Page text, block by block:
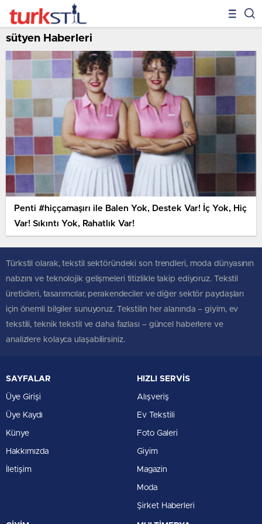
sütyen Haberleri
Penti #hiççamaşırı ile Balen Yok, Destek Var! İç Yok, Hiç
Var! Sıkıntı Yok, Rahatlık Var!
Türkstil olarak, tekstil sektöründeki son trendleri, moda dünyasının
nabzını ve teknolojik gelişmeleri titizlikle takip ediyoruz. Tekstil
üreticileri, tasarımcılar, perakendeciler ve diğer sektör paydaşları
için önemli bilgiler sunuyoruz. Tekstilin her alanında – giyim, ev
tekstili, teknik tekstil ve daha fazlası – güncel haberlere ve
analizlere kolayca ulaşabilirsiniz.
SAYFALAR
Üye Girişi
Üye Kaydı
Künye
Hakkımızda
İletişim
HIZLI SERVİS
Alışveriş
Ev Tekstili
Foto Galeri
Giyim
Magazin
Moda
Şirket Haberleri